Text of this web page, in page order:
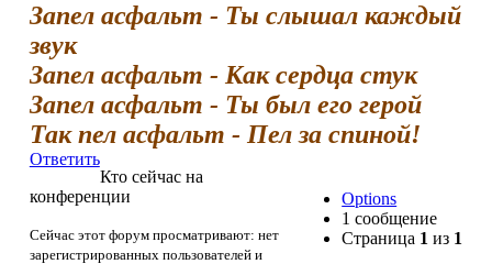
Запел асфальт - Ты слышал каждый
звук
Запел асфальт - Как сердца стук
Запел асфальт - Ты был его герой
Так пел асфальт - Пел за спиной!
Ответить
Options
1 сообщение
Страница 1 из 1
Кто сейчас на
конференции
Сейчас этот форум просматривают: нет
зарегистрированных пользователей и